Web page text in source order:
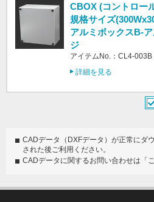
CBOX (コントロー
規格サイズ
アルミボックスB-
ジ
アイテムNo.：CL4-003B
詳細を見る
CADデータ（DXFデータ）が正常にダ
された後ご利用ください。
CADデータに関するお問い合わせは「